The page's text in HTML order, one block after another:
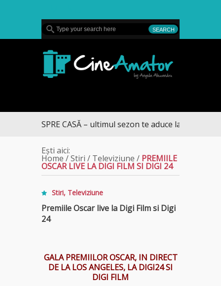
SPRE CASĂ – ultimul sezon te aduce la DIVA
Ești aici:
Home /Stiri / Televiziune / PREMIILE
OSCAR LIVE LA DIGI FILM SI DIGI 24
Stiri, Televiziune
Premiile Oscar live la Digi Film si Digi
24
GALA PREMIILOR OSCAR, IN DIRECT
DE LA LOS ANGELES, LA DIGI24 SI
DIGI FILM